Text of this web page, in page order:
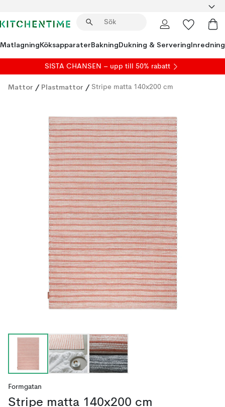
MatlagningKöksapparaterBakningDukning & ServeringInredning
SISTA CHANSEN – upp till 50% rabatt
Mattor / Plastmattor / Stripe matta 140x200 cm
Formgatan
Stripe matta 140x200 cm